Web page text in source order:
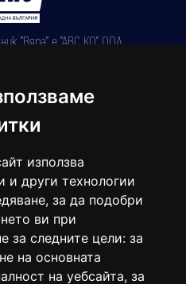
използва
и други технологии
за да подобри
ви при
за следните цели: за
на основната
на уебсайта, за
"Вяра" е "АВС КО" ООД,